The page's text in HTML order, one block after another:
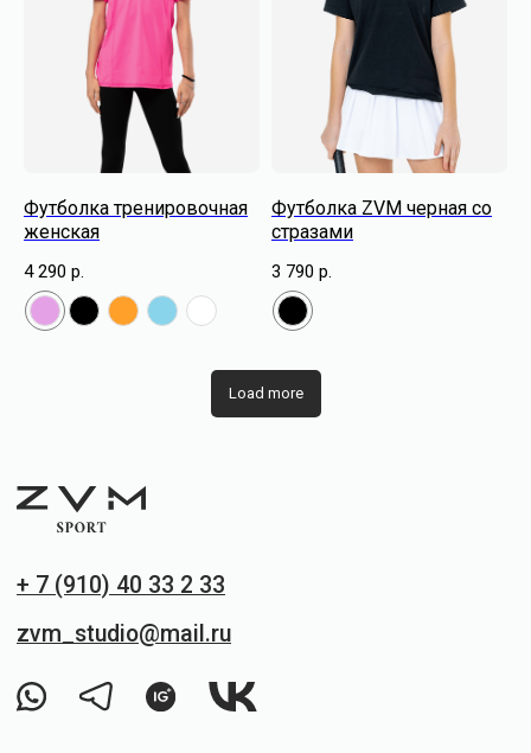
Футболка тренировочная
женская
4 290 р.
Футболка ZVM черная со
стразами
3 790 р.
Load more